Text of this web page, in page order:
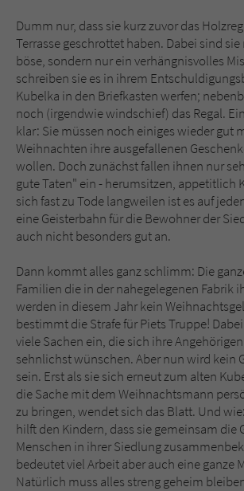
Dumm nur, dass sie kurz zuvor das
Terrasse geschrottet haben. Dabei sind
böse, sondern nur ein verhängnisvolles
schreiben sie es in ihrem
Kubelka in den Briefkasten werfen;
noch (irgendwie windschief) das Regal.
klar: Sie müssen noch einiges wieder gut
Weihnachten ihre ausgefallenen
wollen. Doch zunächst fallen ihnen nur
gute Taten" ein - herumsitzen, appetitlich
sich fast zu Tode langweilen ist es auf
eine Geisterbahn für die Bewohner der
auch nicht besonders gut an.
Dann kommt alles ganz schlimm: Die
Familien die in der nahegelegenen Fabrik
werden in diesem Jahr kein
bestimmt die Strafe für Piets Truppe!
viele Sachen ein, die sich ihre
sehnlichst wünschen. Aber nun wird kein
sein. Erst als sie sich erneut zum alten
die Sache mit dem Weihnachtsmann
zu bringen, wendet sich das Blatt. Und
hilft den Kindern, dass sie gemeinsam die
Menschen in ihrer Siedlung
bedeutet viel Arbeit aber auch eine ganze
Natürlich muss alles streng geheim